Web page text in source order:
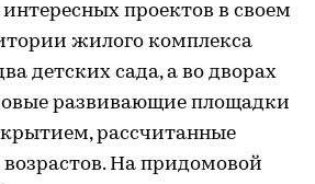
проектов в своем
жилого комплекса
детских сада, а во дворах
развивающие площадки
рассчитанные
На придомовой